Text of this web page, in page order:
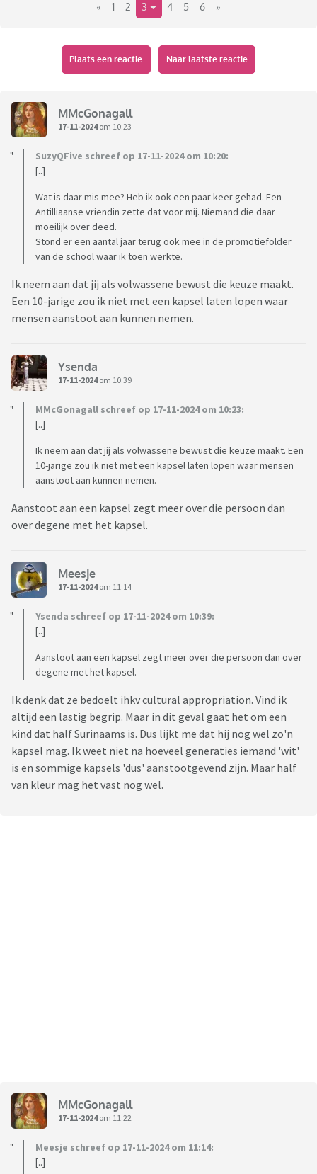
« 1 2 3 4 5 6 »
Plaats een reactie Naar laatste reactie
MMcGonagall
17-11-2024om 10:23
SuzyQFive schreef op 17-11-2024 om 10:20:
[..]
Wat is daar mis mee? Heb ik ook een paar keer gehad. Een
Antilliaanse vriendin zette dat voor mij. Niemand die daar
moeilijk over deed.
Stond er een aantal jaar terug ook mee in de promotiefolder
van de school waar ik toen werkte.
Ik neem aan dat jij als volwassene bewust die keuze maakt.
Een 10-jarige zou ik niet met een kapsel laten lopen waar
mensen aanstoot aan kunnen nemen.
Ysenda
17-11-2024om 10:39
MMcGonagall schreef op 17-11-2024 om 10:23:
[..]
Ik neem aan dat jij als volwassene bewust die keuze maakt. Een
10-jarige zou ik niet met een kapsel laten lopen waar mensen
aanstoot aan kunnen nemen.
Aanstoot aan een kapsel zegt meer over die persoon dan
over degene met het kapsel.
Meesje
17-11-2024om 11:14
Ysenda schreef op 17-11-2024 om 10:39:
[..]
Aanstoot aan een kapsel zegt meer over die persoon dan over
degene met het kapsel.
Ik denk dat ze bedoelt ihkv cultural appropriation. Vind ik
altijd een lastig begrip. Maar in dit geval gaat het om een
kind dat half Surinaams is. Dus lijkt me dat hij nog wel zo'n
kapsel mag. Ik weet niet na hoeveel generaties iemand 'wit'
is en sommige kapsels 'dus' aanstootgevend zijn. Maar half
van kleur mag het vast nog wel.
MMcGonagall
17-11-2024om 11:22
Meesje schreef op 17-11-2024 om 11:14:
[..]